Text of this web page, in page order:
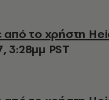
3:28μμ PST